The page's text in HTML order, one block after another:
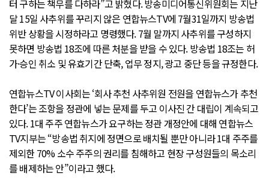
터 구하는 책무를 다하라”고 밝혔다. 방송미디어통신위원회는 지난
달 15일 사추위를 꾸리지 않은 연합뉴스TV에 7월31일까지 방송법
위반 상황을 시정하라고 명령했다. 7월 말까지 사추위를 구성하지
못하면 방송법 18조에 따른 처분을 받을 수 있다. 방송법 18조는 허
가·승인 취소 및 유효기간 단축, 업무 정지, 광고 중단 등을 규정한다.
연합뉴스TV 이사회는 ‘회사 추천 사추위원 전원을 연합뉴스가 추천
한다’는 조항을 정관에 넣는 문제를 두고 이사진 간 대립이 계속되고
있다. 1대 주주 연합뉴스가 요구하는 정관 개정안에 대해 연합뉴스
TV지부는 “방송법 취지에 정면으로 배치될 뿐만 아니라 1대 주주를
제외한 70% 소수 주주의 권리를 침해하고 현장 구성원들의 목소리
를 배제하는 안”이라고 했다.